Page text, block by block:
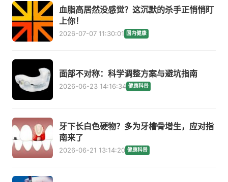
血脂高居然没感觉？这沉默的杀手正悄悄盯
上你！
2026-07-07 11:30:01 国内健康
面部不对称：科学调整方案与避坑指南
2026-06-23 14:16:34 健康科普
牙下长白色硬物？多为牙槽骨增生，应对指
南来了
2026-06-21 13:14:20 健康科普